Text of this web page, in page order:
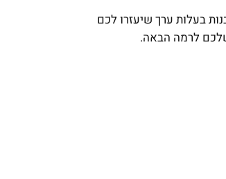
בעלות ערך שיעזרו לכם
לרמה הבאה.